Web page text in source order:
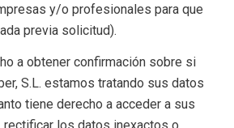
y/o profesionales para que
previa solicitud).
a obtener confirmación sobre si
S.L. estamos tratando sus datos
tiene derecho a acceder a sus